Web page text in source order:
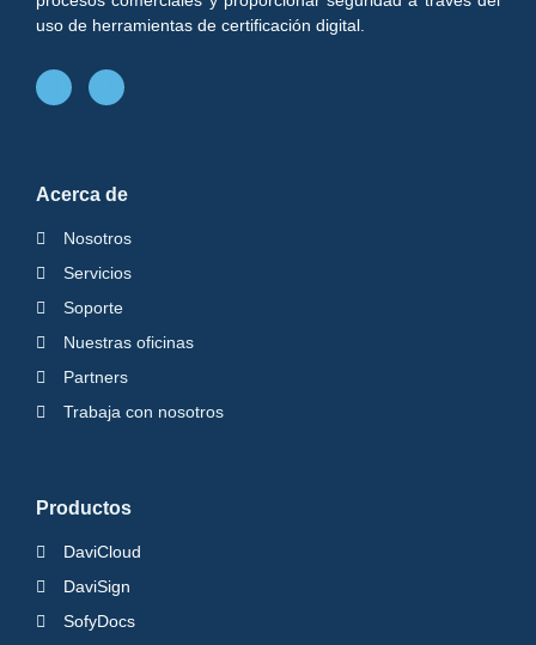
uso de herramientas de certificación digital.
Acerca de
Nosotros
Servicios
Soporte
Nuestras oficinas
Partners
Trabaja con nosotros
Productos
DaviCloud
DaviSign
SofyDocs